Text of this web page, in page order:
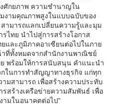
ศักยภาพ ความชำนาญใน
งามคุณภาพสูงในแบบฉบับของ
ามารถแลกเปลี่ยนความรู้และมุม
ไทย นำไปสู่การสร้างโอกาส
และภูมิภาคอาเซียนต่อไปในภาย
าที่ทั้งหมดจากสำนักงานพาณิชย์
ย พร้อมให้การสนับสนุน คำแนะนำ
ในการทำสัญญาทางธุรกิจ แก่ทุก
มสามารถ เพื่อสร้างความประทับ
สร้างเครือข่ายความสัมพันธ์ เพื่อ
ามในอนาคตต่อไป”